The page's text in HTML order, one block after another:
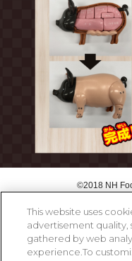
©2018 NH
ペ
This website uses
advertisement quality,
gathered by web
experience.To